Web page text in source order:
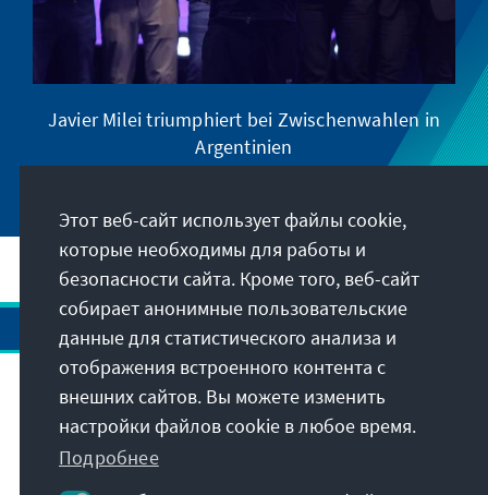
Javier Milei triumphiert bei Zwischenwahlen in
Argentinien
Адрес
Контакты
Этот веб-сайт использует файлы cookie,
которые необходимы для работы и
безопасности сайта. Кроме того, веб-сайт
собирает анонимные пользовательские
данные для статистического анализа и
отображения встроенного контента с
внешних сайтов. Вы можете изменить
настройки файлов cookie в любое время.
Подробнее